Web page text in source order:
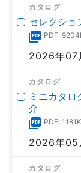
カタログ
セレクショ
PDF:
2026年07
カタログ
ミニカタ
介
PDF:
2026年05
カタログ